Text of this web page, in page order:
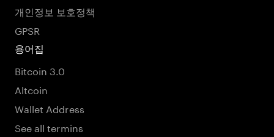
개인정보 보호정책
GPSR
용어집
Bitcoin 3.0
Altcoin
Wallet Address
See all termins